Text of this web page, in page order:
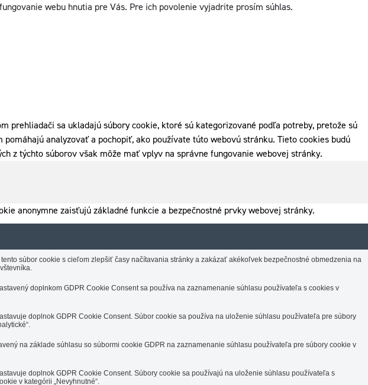
webu hnutia pre Vás. Pre ich povolenie vyjadrite prosím súhlas.
prehliadači sa ukladajú súbory cookie, ktoré sú kategorizované podľa potreby, pretože sú
analyzovať a pochopiť, ako používate túto webovú stránku. Tieto cookies budú
z týchto súborov však môže mať vplyv na správne fungovanie webovej stránky.
anonymne zaisťujú základné funkcie a bezpečnostné prvky webovej stránky.
súbor cookie s cieľom zlepšiť časy načítavania stránky a zakázať akékoľvek bezpečnostné obmedzenia na
doplnkom GDPR Cookie Consent sa používa na zaznamenanie súhlasu používateľa s cookies v
doplnok GDPR Cookie Consent. Súbor cookie sa používa na uloženie súhlasu používateľa pre súbory
na základe súhlasu so súbormi cookie GDPR na zaznamenanie súhlasu používateľa pre súbory cookie v
doplnok GDPR Cookie Consent. Súbory cookie sa používajú na uloženie súhlasu používateľa s
v kategórii „Nevyhnutné“.